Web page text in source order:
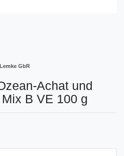
GbR
Achat und
B VE 100 g